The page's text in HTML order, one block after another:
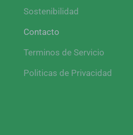
Sostenibilidad
Contacto
Terminos de Servicio
Politicas de Privacidad